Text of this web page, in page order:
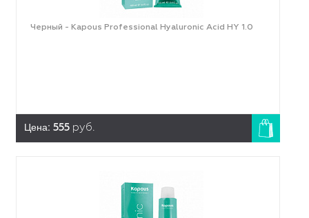
Черный - Kapous Professional Hyaluronic Acid HY 1.0
Цена: 555 руб.